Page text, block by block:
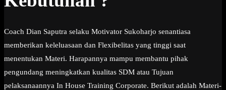
Coach Dian Saputra selaku Motivator Sukoharjo senantiasa
memberikan keleluasaan dan Flexibelitas yang tinggi saat
menentukan Materi. Harapannya mampu membantu pihak
pengundang meningkatkan kualitas SDM atau Tujuan
pelaksanaannya In House Training Corporate. Berikut adalah Materi-